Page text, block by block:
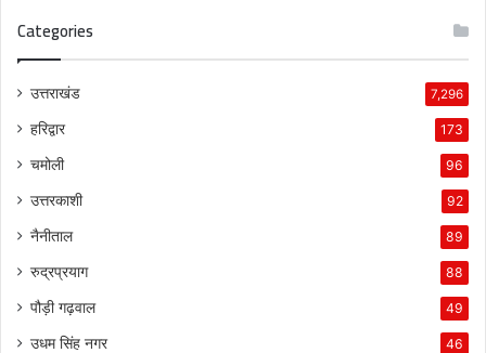
Categories
उत्तराखंड 7,296
हरिद्वार 173
चमोली 96
उत्तरकाशी 92
नैनीताल 89
रुद्रप्रयाग 88
पौड़ी गढ़वाल 49
उधम सिंह नगर 46